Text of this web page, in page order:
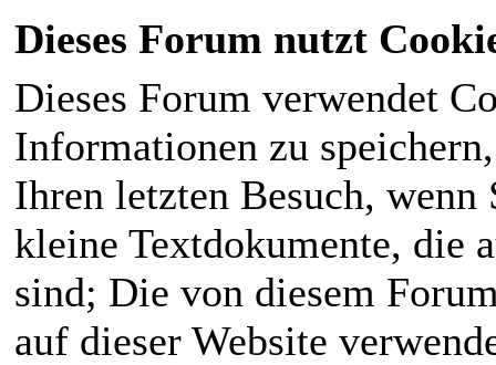
Dieses Forum nutzt
Dieses Forum verwendet
Informationen zu
Ihren letzten Besuch,
kleine Textdokumente, die
sind; Die von diesem
auf dieser Website